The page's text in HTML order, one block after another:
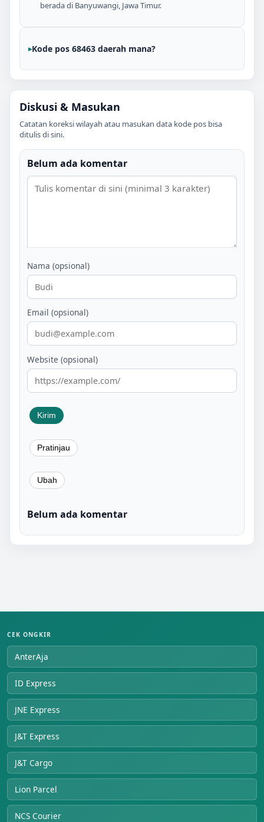
berada di Banyuwangi, Jawa Timur.
Kode pos 68463 daerah mana?
Diskusi & Masukan
Catatan koreksi wilayah atau masukan data kode pos bisa
ditulis di sini.
Belum ada komentar
Nama (opsional)
Email (opsional)
Website (opsional)
Belum ada komentar
CEK ONGKIR
AnterAja
ID Express
JNE Express
J&T Express
J&T Cargo
Lion Parcel
NCS Courier